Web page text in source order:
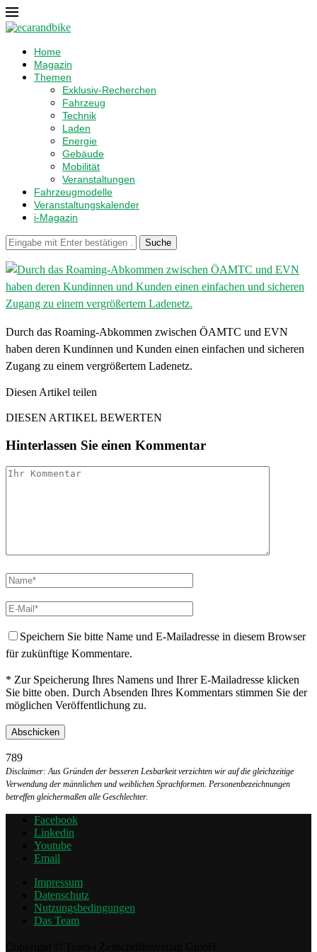
Home
Magazin
Themen
Exklusiv-Recherchen
Fahrzeug
Technik
Laden
Energie
Gebäude
Mobilität
Veranstaltungen
Fahrzeugmodelle
Veranstaltungskalender
i-Magazin
Suche
Durch das Roaming-Abkommen zwischen ÖAMTC und EVN
haben deren Kundinnen und Kunden einen einfachen und sicheren
Zugang zu einem vergrößertem Ladenetz.
Diesen Artikel teilen
DIESEN ARTIKEL BEWERTEN
Hinterlassen Sie einen Kommentar
Speichern Sie bitte Name und E-Mailadresse in diesem Browser
für zukünftige Kommentare.
* Zur Speicherung Ihres Namens und Ihrer E-Mailadresse klicken
Sie bitte oben. Durch Absenden Ihres Kommentars stimmen Sie der
möglichen Veröffentlichung zu.
789
Disclaimer: Aus Gründen der besseren Lesbarkeit verzichten wir auf die gleichzeitige
Verwendung der männlichen und weiblichen Sprachformen. Personenbezeichnungen
betreffen gleichermaßen alle Geschlechter.
Facebook
Linkedin
Youtube
Email
Impressum
Datenschutz
Nutzungsbedingungen
Das Team